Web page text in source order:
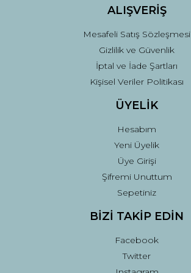
ALIŞVERİŞ
Mesafeli Satış Sözleşmesi
Gizlilik ve Güvenlik
İptal ve İade Şartları
Kişisel Veriler Politikası
ÜYELİK
Hesabım
Yeni Üyelik
Üye Girişi
Şifremi Unuttum
Sepetiniz
BİZİ TAKİP EDİN
Facebook
Twitter